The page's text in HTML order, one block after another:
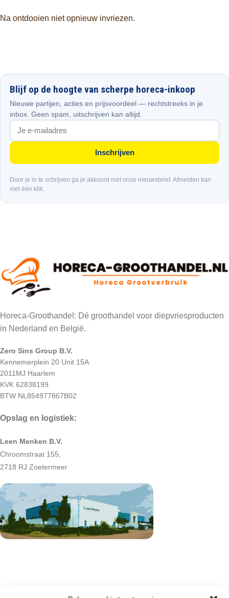
Na ontdooien niet opnieuw invriezen.
Blijf op de hoogte van scherpe horeca-inkoop
Nieuwe partijen, acties en prijsvoordeel — rechtstreeks in je
inbox. Geen spam, uitschrijven kan altijd.
Inschrijven
Door je in te schrijven ga je akkoord met onze nieuwsbrief. Afmelden kan
met één klik.
Horeca-Groothandel: Dé groothandel voor diepvriesproducten
in Nederland en België.
Zero Sins Group B.V.
Kennemerplein 20 Unit 15A
2011MJ Haarlem
KVK 62838199
BTW NL854977867B02
Opslag en logistiek:
Leen Menken B.V.
Chroomstraat 155,
2718 RJ Zoetermeer